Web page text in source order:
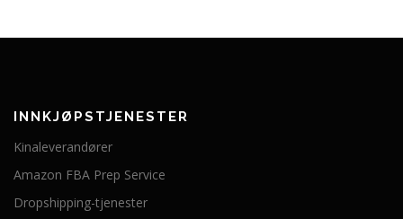
INNKJØPSTJENESTER
Kinaleverandører
Amazon FBA Prep Service
Dropshipping-tjenester